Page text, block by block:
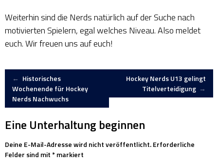
Weiterhin sind die Nerds natürlich auf der Suche nach
motivierten Spielern, egal welches Niveau. Also meldet
euch. Wir freuen uns auf euch!
Artikel-
Navigation
← Historisches
Wochenende für Hockey
Nerds Nachwuchs
Hockey Nerds U13 gelingt
Titelverteidigung →
Eine Unterhaltung beginnen
Deine E-Mail-Adresse wird nicht veröffentlicht.Erforderliche
Felder sind mit*markiert